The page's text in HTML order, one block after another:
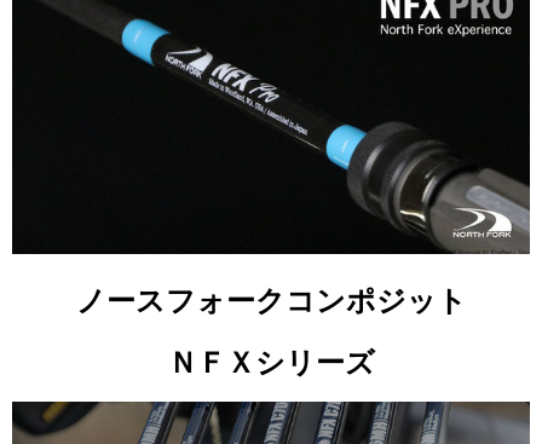
ノースフォークコンポジット
ＮＦＸシリーズ